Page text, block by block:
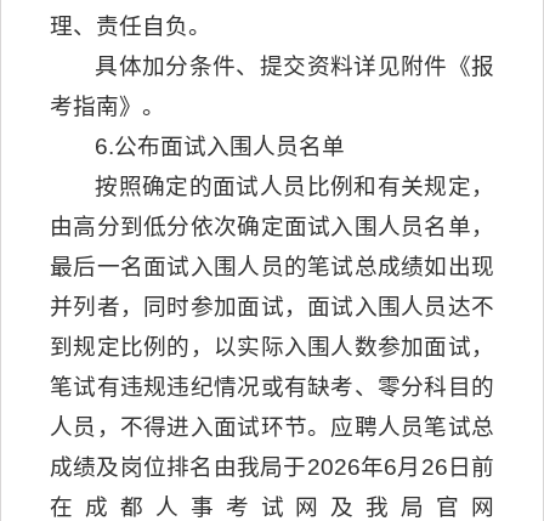
理、责任自负。
具体加分条件、提交资料详见附件《报
考指南》。
6.公布面试入围人员名单
按照确定的面试人员比例和有关规定，
由高分到低分依次确定面试入围人员名单，
最后一名面试入围人员的笔试总成绩如出现
并列者，同时参加面试，面试入围人员达不
到规定比例的，以实际入围人数参加面试，
笔试有违规违纪情况或有缺考、零分科目的
人员，不得进入面试环节。应聘人员笔试总
成绩及岗位排名由我局于2026年6月26日前
在成都人事考试网及我局官网